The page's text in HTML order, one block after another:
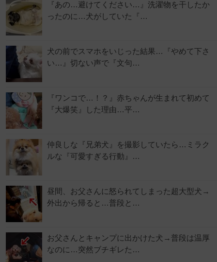
『あの…避けてください…』洗濯物を干したか
ったのに…犬がしていた『…
犬の前でスマホをいじった結果…『やめて下さ
い…』切ない声で『文句…
『ワンコで…！？』赤ちゃんが生まれて初めて
『大爆笑』した理由…平…
仲良しな『兄弟犬』を撮影していたら…ミラク
ルな『可愛すぎる行動』…
昼間、お父さんに怒られてしまった超大型犬→
外出から帰ると…普段と…
お父さんとキャンプに出かけた犬→普段は温厚
なのに…突然ブチギレた…